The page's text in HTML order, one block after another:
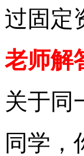
过固定
老师解
关于同
同学，